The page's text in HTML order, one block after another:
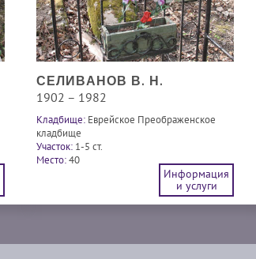
СЕЛИВАНОВ В. Н.
1902 – 1982
Кладбище: Еврейское Преображенское
кладбище
Участок: 1-5 ст.
Место:40
Информация
и услуги